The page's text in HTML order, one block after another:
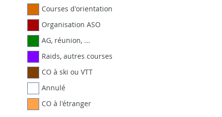
Courses d'orientation
Organisation ASO
AG, réunion, ...
Raids, autres courses
CO à ski ou VTT
Annulé
CO à l'étranger